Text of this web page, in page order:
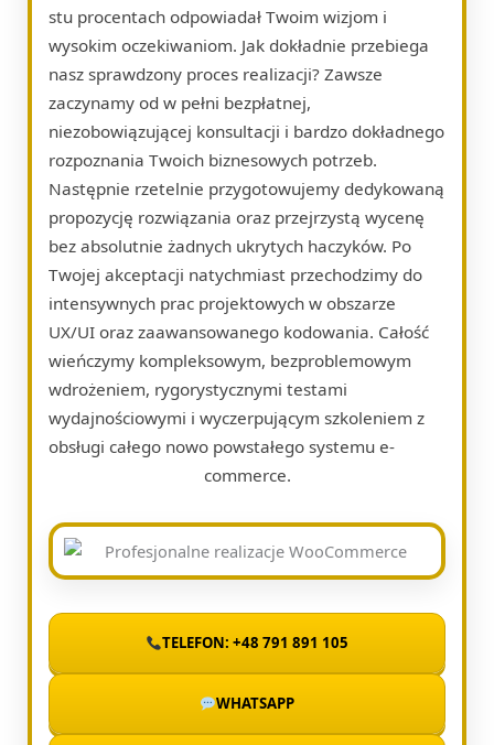
stu procentach odpowiadał Twoim wizjom i
wysokim oczekiwaniom. Jak dokładnie przebiega
nasz sprawdzony proces realizacji? Zawsze
zaczynamy od w pełni bezpłatnej,
niezobowiązującej konsultacji i bardzo dokładnego
rozpoznania Twoich biznesowych potrzeb.
Następnie rzetelnie przygotowujemy dedykowaną
propozycję rozwiązania oraz przejrzystą wycenę
bez absolutnie żadnych ukrytych haczyków. Po
Twojej akceptacji natychmiast przechodzimy do
intensywnych prac projektowych w obszarze
UX/UI oraz zaawansowanego kodowania. Całość
wieńczymy kompleksowym, bezproblemowym
wdrożeniem, rygorystycznymi testami
wydajnościowymi i wyczerpującym szkoleniem z
obsługi całego nowo powstałego systemu e-
commerce.
TELEFON: +48 791 891 105
WHATSAPP